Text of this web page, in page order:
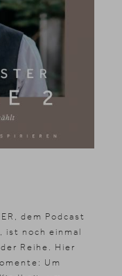
dem Podcast
ist noch einmal
Reihe. Hier
Um